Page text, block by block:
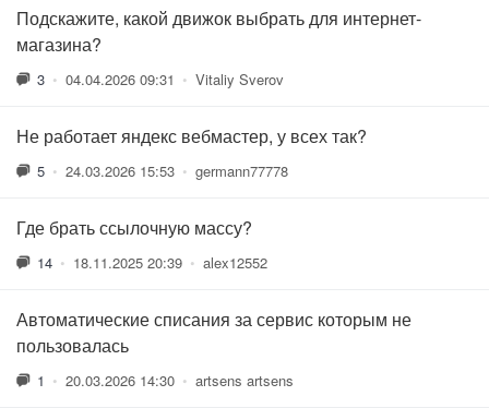
Подскажите, какой движок выбрать для интернет-
магазина?
3 • 04.04.2026 09:31 • Vitaliy Sverov
Не работает яндекс вебмастер, у всех так?
5 • 24.03.2026 15:53 • germann77778
Где брать ссылочную массу?
14 • 18.11.2025 20:39 • alex12552
Автоматические списания за сервис которым не
пользовалась
1 • 20.03.2026 14:30 • artsens artsens